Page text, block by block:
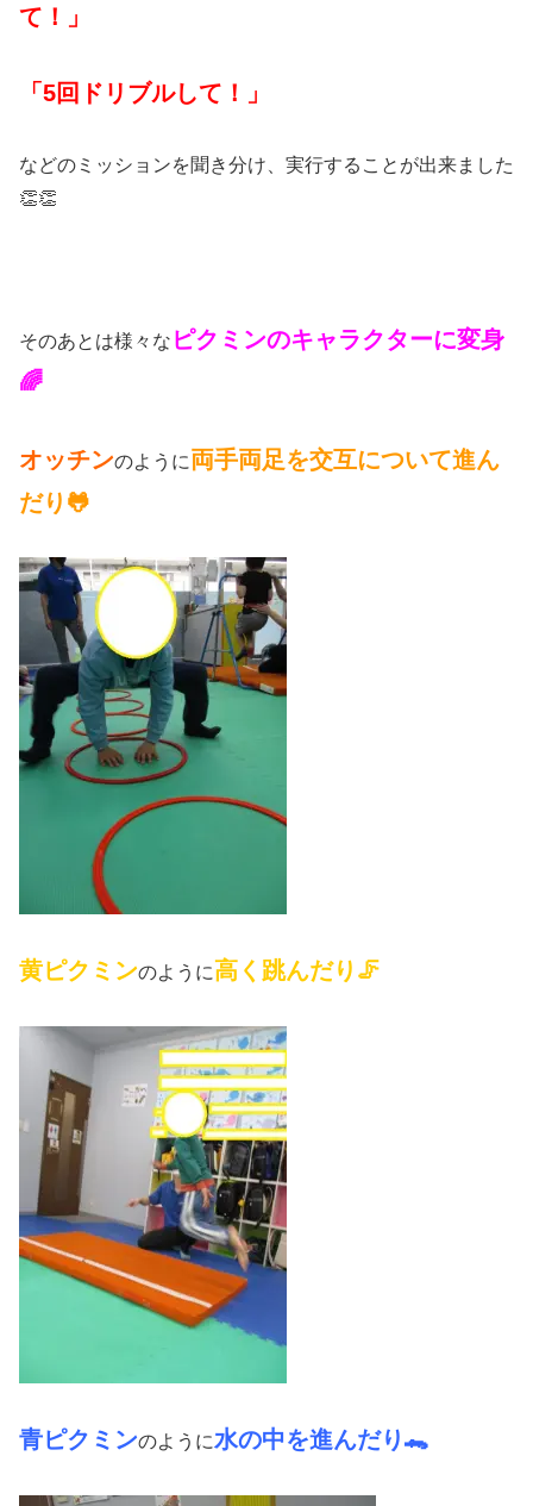
て！」
「5回ドリブルして！」
などのミッションを聞き分け、実行することが出来ました
👏👏
そのあとは様々な ピクミンのキャラクターに変身
🌈
オッチンのように両手両足を交互について進ん
だり🐸
黄ピクミンのように高く跳んだり 🦵
青ピクミンのように水の中を進んだり🐊